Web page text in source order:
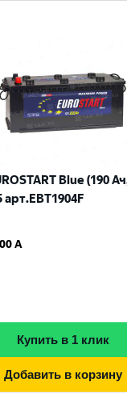
Blue (190
A
Купить в 1 клик
Добавить в корзину